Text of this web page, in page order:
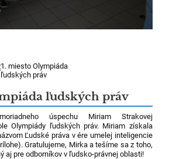
ľudských práv
úspechu Miriam Strakovej
Olympiády ľudských práv. Miriam získala
Ľudské práva v ére umelej inteligencie
Gratulujeme, Mirka a tešíme sa z toho,
aj pre odborníkov v ľudsko-právnej oblasti!